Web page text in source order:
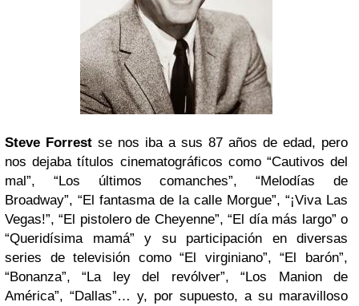
Steve Forrest se nos iba a sus 87 años de edad, pero
nos dejaba títulos cinematográficos como “Cautivos del
mal”, “Los últimos comanches”, “Melodías de
Broadway”, “El fantasma de la calle Morgue”, “¡Viva Las
Vegas!”, “El pistolero de Cheyenne”, “El día más largo” o
“Queridísima mamá” y su participación en diversas
series de televisión como “El virginiano”, “El barón”,
“Bonanza”, “La ley del revólver”, “Los Manion de
América”, “Dallas”… y, por supuesto, a su maravilloso